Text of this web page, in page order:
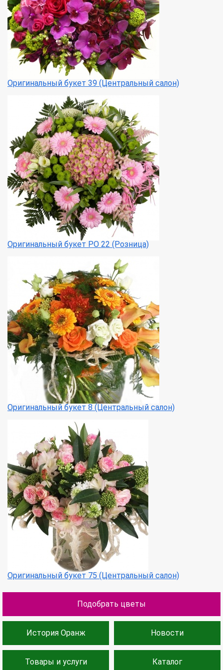
Оригинальный букет 39 (Центральный салон)
Оригинальный букет РО 22 (Розница)
Оригинальный букет 8 (Центральный салон)
Оригинальный букет 75 (Центральный салон)
Подобрать цветы
История Оранж Новости
Товары и услуги Каталог